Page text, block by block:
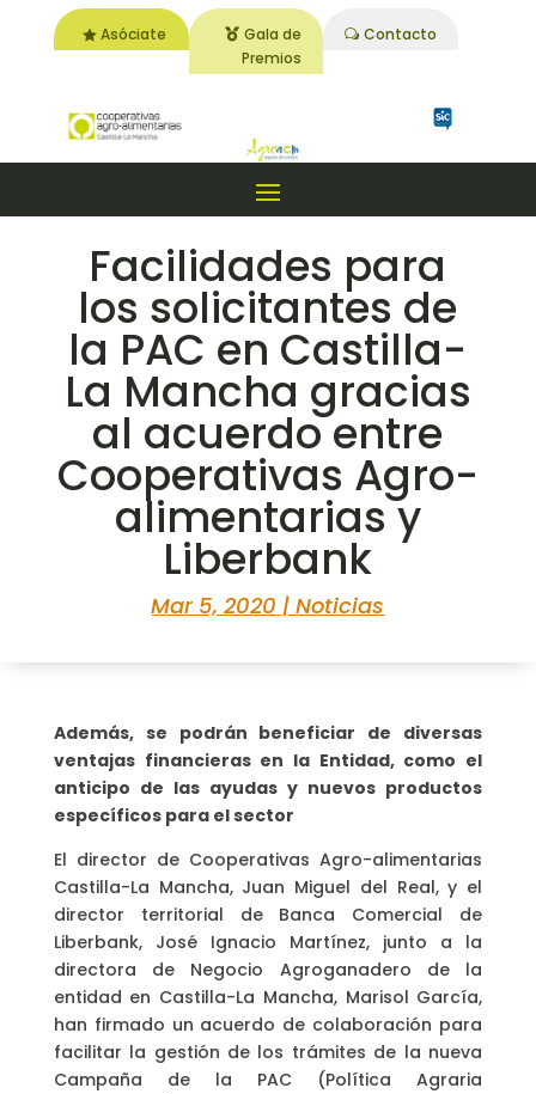
Asóciate
Gala de
Premios
Contacto
Facilidades para
los solicitantes de
la PAC en Castilla-
La Mancha gracias
al acuerdo entre
Cooperativas Agro-
alimentarias y
Liberbank
Mar 5, 2020 |Noticias
Además, se podrán beneficiar de diversas
ventajas financieras en la Entidad, como el
anticipo de las ayudas y nuevos productos
específicos para el sector
El director de Cooperativas Agro-alimentarias
Castilla-La Mancha, Juan Miguel del Real, y el
director territorial de Banca Comercial de
Liberbank, José Ignacio Martínez, junto a la
directora de Negocio Agroganadero de la
entidad en Castilla-La Mancha, Marisol García,
han firmado un acuerdo de colaboración para
facilitar la gestión de los trámites de la nueva
Campaña de la PAC (Política Agraria